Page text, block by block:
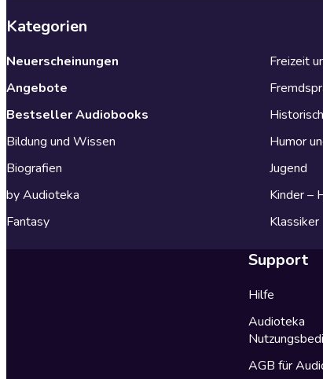
Kategorien
Neuerscheinungen
Angebote
Bestseller Audiobooks
Bildung und Wissen
Biografien
by Audioteka
Fantasy
Freizeit
Humor
Jugend
Kinder –
Klassiker
Support
Hilfe
Audioteka
AGB für